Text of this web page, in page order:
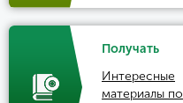
Получать
Интересные
материалы по